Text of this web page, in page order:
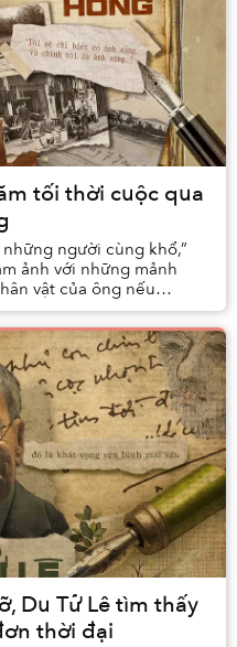
tối thời cuộc qua
người cùng khổ,”
ảnh với những mảnh
vật của ông nếu
mẹ ruồng rẫy thì cũn...
Du Tử Lê tìm thấy
thời đại